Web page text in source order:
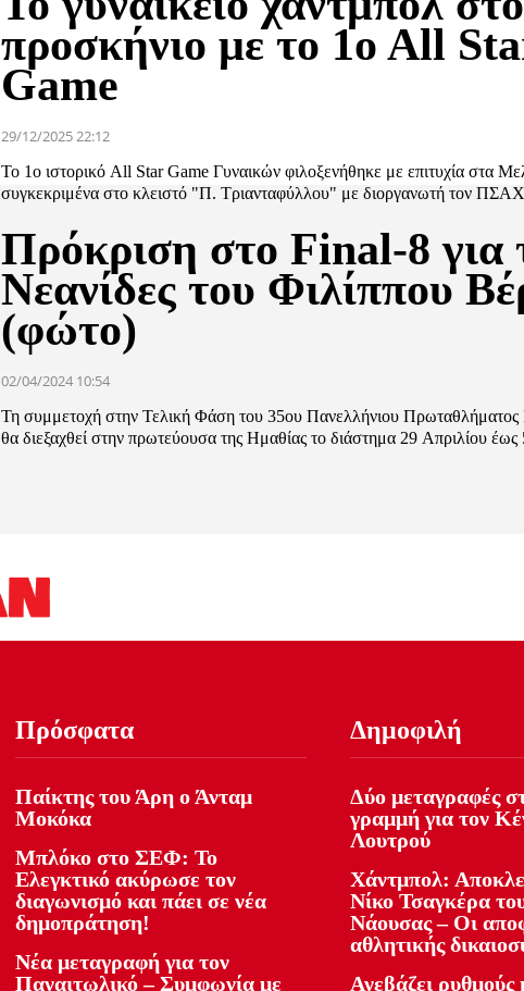
προσκήνιο με το 1o All
Game
29/12/2025 22:12
Το 1ο ιστορικό All Star Game Γυναικών φιλοξενήθηκε με επιτυχία στα
συγκεκριμένα στο κλειστό "Π. Τριανταφύλλου" με διοργανωτή τον
Πρόκριση στο Final-8 για
Νεανίδες του Φιλίππου
(φώτο)
02/04/2024 10:54
Τη συμμετοχή στην Τελική Φάση του 35ου Πανελλήνιου
θα διεξαχθεί στην πρωτεύουσα της Ημαθίας το διάστημα 29 Απριλίου
Πρόσφατα
Παίκτης του Άρη ο Άνταμ
Μοκόκα
Μπλόκο στο ΣΕΦ: Το
Ελεγκτικό ακύρωσε τον
διαγωνισμό και πάει σε νέα
δημοπράτηση!
Νέα μεταγραφή για τον
Παναιτωλικό – Συμφωνία με
Δημοφιλή
Δύο μεταγραφές
γραμμή για τον
Λουτρού
Χάντμπολ:
Νίκο Τσαγκέρα
Νάουσας – Οι
αθλητικής
Ανεβάζει ρυθμούς